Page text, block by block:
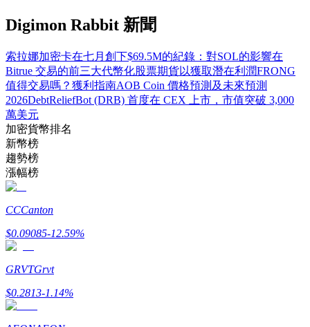
理財
增值寶
Digimon Rabbit 新聞
索拉娜加密卡在七月創下$69.5M的紀錄：對SOL的影響在
Bitrue 交易的前三大代幣化股票期貨以獲取潛在利潤FRONG
值得交易嗎？獲利指南AOB Coin 價格預測及未來預測
2026DebtReliefBot (DRB) 首度在 CEX 上市，市值突破 3,000
萬美元
加密貨幣排名
新幣榜
趨勢榜
漲幅榜
CCCanton
$0.09085-12.59%
GRVTGrvt
$0.2813-1.14%